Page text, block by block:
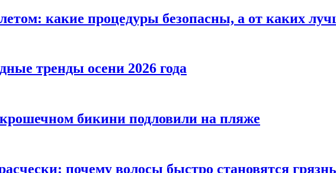
какие процедуры безопасны, а от каких
тренды осени 2026 года
бикини подловили на пляже
почему волосы быстро становятся